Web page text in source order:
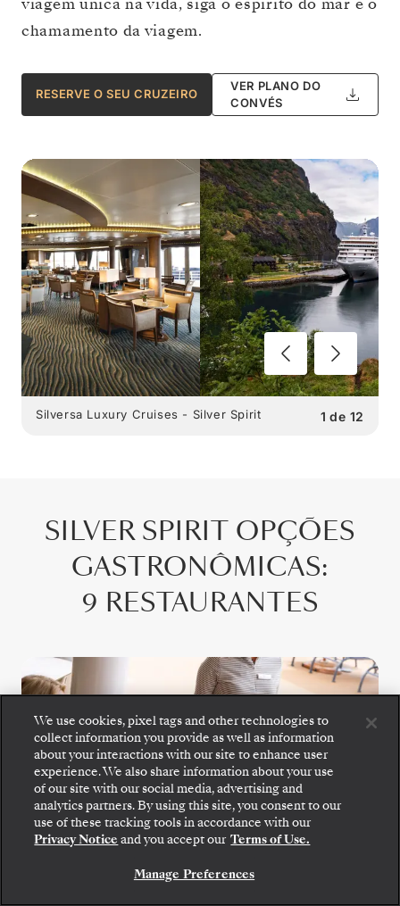
chamamento da viagem.
RESERVE O SEU CRUZEIRO
VER PLANO DO
CONVÉS
1 de 12
Silversa Luxury Cruises - Silver Spirit
SILVER SPIRIT OPÇÕES
GASTRONÔMICAS:
9 RESTAURANTES
Embarque: escolha sua suíte e confira as tarifas e
os serviços inclusos antes de confirmar com
segurança sua viagem com a Silversea.
RESERVE A SUA SUITE
We use cookies, pixel tags and other technologies to
collect information you provide as well as information
about your interactions with our site to enhance user
experience. We also share information about your use
of our site with our social media, advertising and
analytics partners. By using this site, you consent to our
use of these tracking tools in accordance with our
Privacy Notice and you accept our Terms of Use.
Manage Preferences